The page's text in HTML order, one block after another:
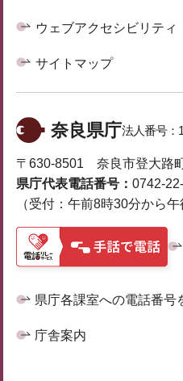
ウェブアクセシビリティ
サイトマップ
奈良県庁法人番号：
〒630-8501 奈良市登大路
県庁代表電話番号： 0742-
（受付：午前8時30分から午
県庁各課室への電話番号
庁舎案内